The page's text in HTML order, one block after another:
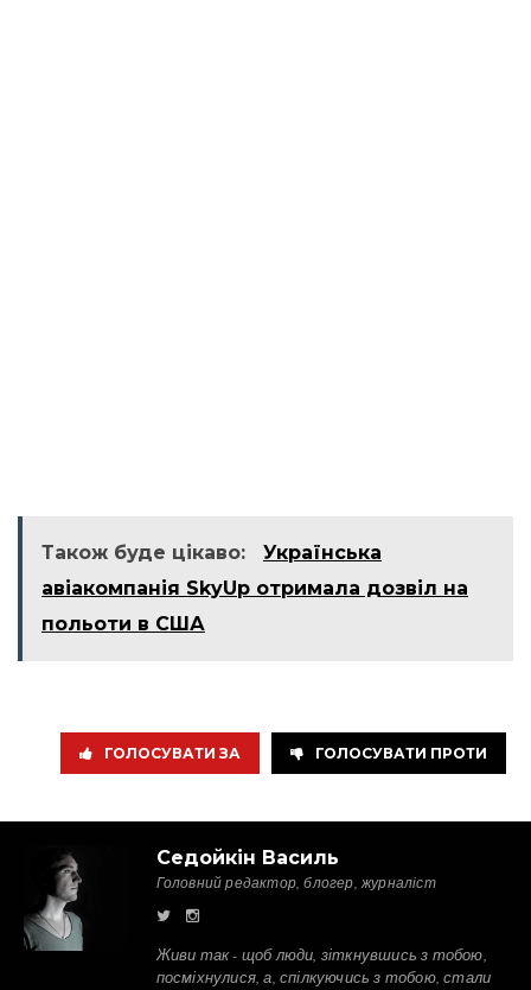
Також буде цікаво:
Українська
авіакомпанія SkyUp отримала дозвіл на
польоти в США
ГОЛОСУВАТИ ЗА ГОЛОСУВАТИ ПРОТИ
Седойкін Василь
Головний редактор, блогер, журналіст
Живи так - щоб люди, зіткнувшись з тобою,
посміхнулися, а, спілкуючись з тобою, стали